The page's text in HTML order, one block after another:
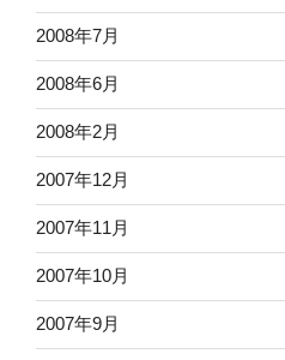
2008年7月
2008年6月
2008年2月
2007年12月
2007年11月
2007年10月
2007年9月